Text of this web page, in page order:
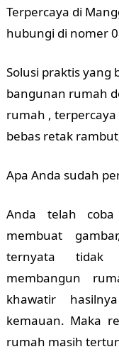
Terpercaya di
hubungi di nomer
Solusi praktis yang
bangunan rumah
rumah , terpercaya
bebas retak
Apa Anda sudah
Anda telah
membuat
ternyata tidak
membangun
khawatir
kemauan. Maka
rumah masih